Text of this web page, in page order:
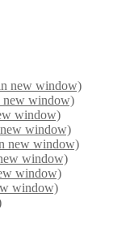
new window)
new window)
window)
window)
new window)
window)
window)
window)